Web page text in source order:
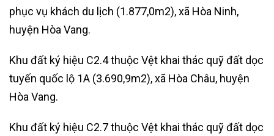
phục vụ khách du lịch (1.877,0m2), xã Hòa Ninh,
huyện Hòa Vang.
Khu đất ký hiệu C2.4 thuộc Vệt khai thác quỹ đất dọc
tuyến quốc lộ 1A (3.690,9m2), xã Hòa Châu, huyện
Hòa Vang.
Khu đất ký hiệu C2.7 thuộc Vệt khai thác quỹ đất dọc